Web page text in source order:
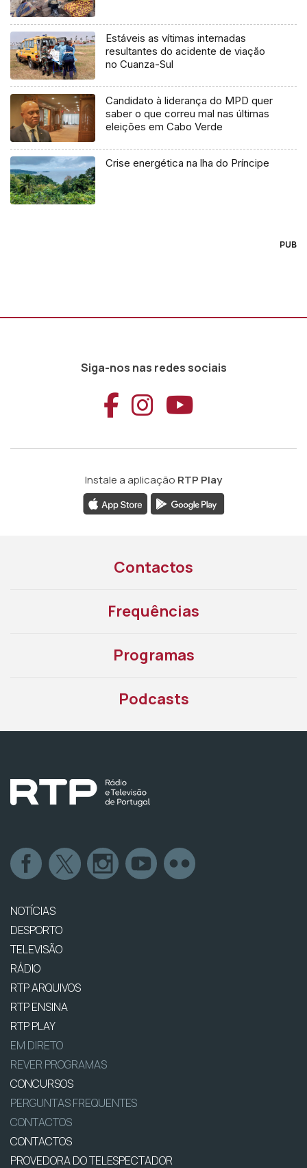
Estáveis as vítimas internadas
resultantes do acidente de viação
no Cuanza-Sul
Candidato à liderança do MPD quer
saber o que correu mal nas últimas
eleições em Cabo Verde
Crise energética na lha do Príncipe
PUB
Siga-nos nas redes sociais
Aceder ao
Aceder ao
Aceder
Instale a aplicação RTP Play
Contactos
Frequências
Programas
Podcasts
NOTÍCIAS
DESPORTO
TELEVISÃO
RÁDIO
RTP ARQUIVOS
RTP ENSINA
RTP PLAY
EM DIRETO
REVER PROGRAMAS
CONCURSOS
PERGUNTAS FREQUENTES
CONTACTOS
CONTACTOS
PROVEDORA DO TELESPECTADOR